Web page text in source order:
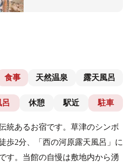
食事 天然温泉 露天風呂
呂 休憩 駅近 駐車
統あるお宿です。草津のシンボ
歩2分、「西の河原露天風呂」に
す。当館の自慢は敷地内から湧